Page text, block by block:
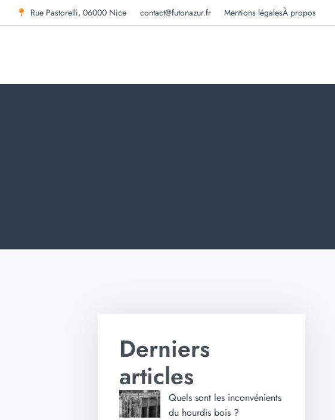
Rue Pastorelli, 06000 Nice contact@futonazur.fr Mentions légalesÀ propos
Derniers
articles
Quels sont les inconvénients
du hourdis bois ?